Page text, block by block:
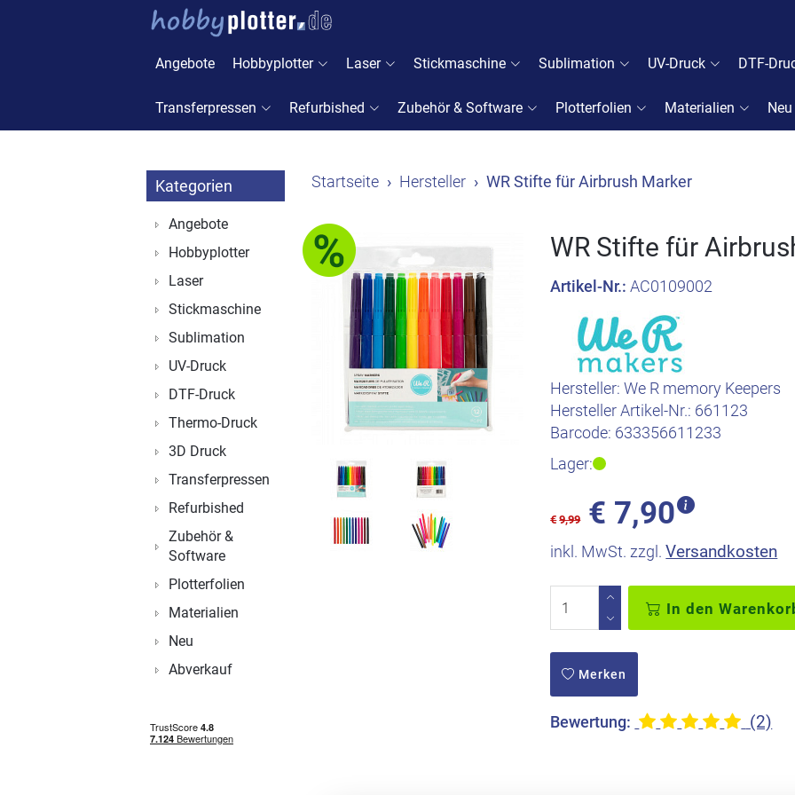
Angebote Hobbyplotter Laser Stickmaschine Sublimation UV-Druck DTF-
Transferpressen Refurbished Zubehör & Software Plotterfolien Materialien Neu
Startseite Hersteller WR Stifte für Airbrush Marker
WR Stifte für
Artikel-Nr.: AC0109002
Hersteller: We R memory Keepers
Hersteller Artikel-Nr.: 661123
Barcode: 633356611233
Lager:
€ 9,99 € 7,90
inkl. MwSt. zzgl.Versandkosten
In den
Merken
Bewertung: (2)
Kategorien
Angebote
Hobbyplotter
Laser
Stickmaschine
Sublimation
UV-Druck
DTF-Druck
Thermo-Druck
3D Druck
Transferpressen
Refurbished
Zubehör &
Software
Plotterfolien
Materialien
Neu
Abverkauf